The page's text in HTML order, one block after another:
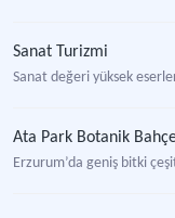
Sanat Turizmi
Sanat değeri yüksek
Ata Park Botanik
Erzurum’da geniş bitki